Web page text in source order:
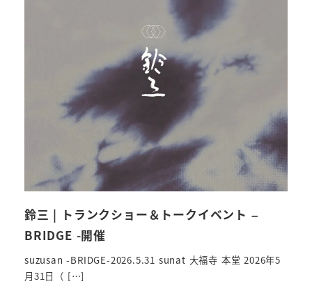
鈴三 | トランクショー＆トークイベント –
BRIDGE -開催
suzusan -BRIDGE-2026.5.31 sunat 大福寺 本堂 2026年5
月31日（ […]